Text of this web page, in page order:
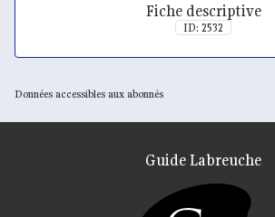
Fiche descriptive
ID: 2532
Données accessibles aux abonnés
Guide Labreuche